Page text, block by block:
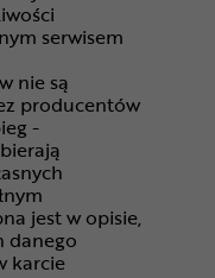
serwisem
nie są
producentów
-
jest w opisie,
danego
karcie